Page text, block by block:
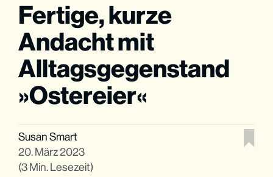
Fertige, kurze
Andacht mit
Alltagsgegenstand
»Ostereier«
Susan Smart
20. März 2023
(3 Min. Lesezeit)